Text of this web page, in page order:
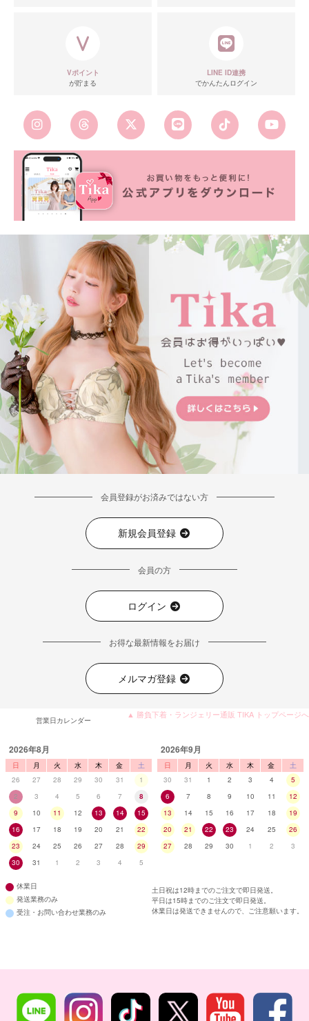
Vポイント
が貯まる
LINE ID連携
でかんたんログイン
会員登録がお済みではない方
新規会員登録
会員の方
ログイン
お得な最新情報をお届け
メルマガ登録
▲ 勝負下着・ランジェリー通販 TIKA トップページへ
営業日カレンダー
2026年8月
日 月 火 水 木 金
土
26
27 28 29 30 31
1
2
3 4 5 6 7
8
9
10 11 12 13 14
15
16
17 18 19 20 21
22
23
24 25 26 27 28
29
30
31 1 2 3 4 5
2026年9月
日 月 火 水 木 金
土
30
31 1 2 3 4
5
6
7 8 9 10 11
12
13
14 15 16 17 18
19
20
21 22 23 24 25
26
27
28 29 30 1 2 3
休業日
発送業務のみ
受注・お問い合わせ業務のみ
土日祝は12時までのご注文で即日発送。
平日は15時までのご注文で即日発送。
休業日は発送できませんので、ご注意願います。